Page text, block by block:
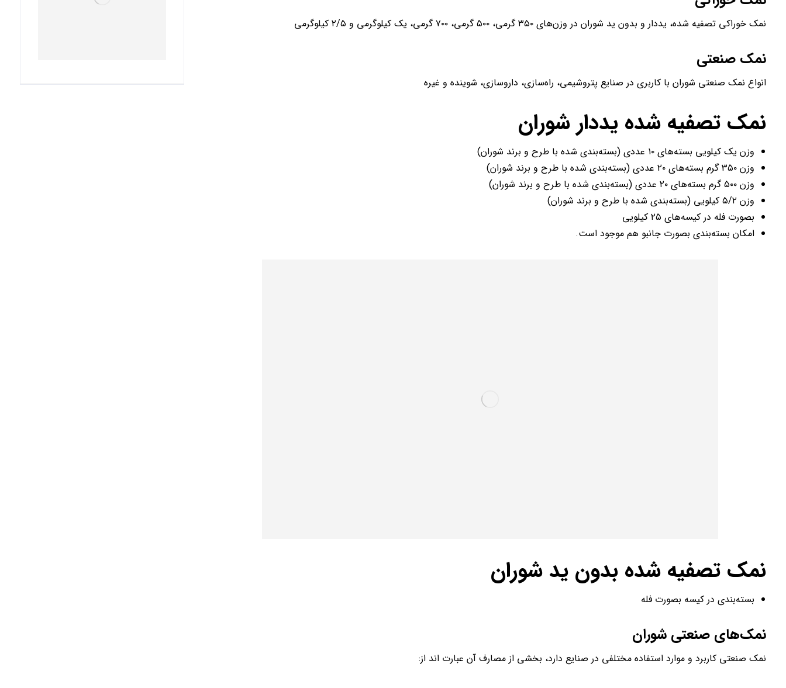
نمک خوراکی تصفیه شده، یددار و بدون ید شوران در وزن‌های ۳۵۰ گرمی، ۵۰۰ گرمی، ۷۰۰ گرمی، یک کیلوگرمی و ۲/۵ کیلوگرمی
نمک صنعتی
انواع نمک صنعتی شوران با کاربری در صنایع پتروشیمی، راه‌سازی، داروسازی، شوینده و غیره
نمک تصفیه شده یددار شوران
وزن یک کیلویی بسته‌های ۱۰ عددی (بسته‌بندی شده با طرح و برند شوران)
وزن ۳۵۰ گرم بسته‌های ۲۰ عددی (بسته‌بندی شده با طرح و برند شوران)
وزن ۵۰۰ گرم بسته‌های ۲۰ عددی (بسته‌بندی شده با طرح و برند شوران)
وزن ۵/۲ کیلویی (بسته‌بندی شده با طرح و برند شوران)
بصورت فله در کیسه‌های ۲۵ کیلویی
امکان بسته‌بندی بصورت جانبو هم موجود است.
نمک تصفیه شده بدون ید شوران
بسته‌بندی در کیسه بصورت فله
نمک‌های صنعتی شوران
نمک صنعتی کاربرد و موارد استفاده مختلفی در صنایع دارد، بخشی از مصارف آن عبارت اند از: